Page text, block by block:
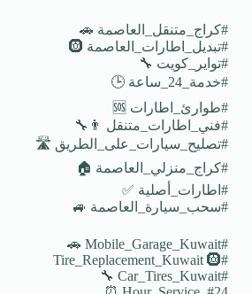
#كراج_متنقل_العاصمة 🚗
#تبديل_اطارات_العاصمة 🛞
#تواير_كويت 🔧
#خدمة_24_ساعة 🕒
#طوارئ_اطارات 🆘
#فني_اطارات_متنقل 👨‍🔧
#تصليح_سيارات_على_الطريق 🛣️
#كراج_منزلي_العاصمة 🏠
#اطارات_أصلية ✅
#سحب_سيارة_العاصمة 🚙
#Mobile_Garage_Kuwait 🚗
#Tire_Replacement_Kuwait 🛞
#Car_Tires_Kuwait 🔧